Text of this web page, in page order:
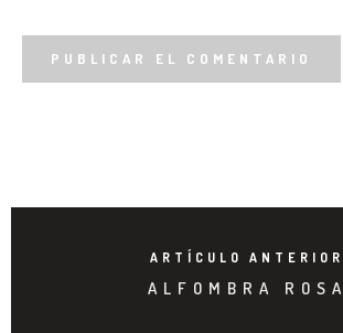
ARTÍCULO ANTERIOR
ALFOMBRA ROSA